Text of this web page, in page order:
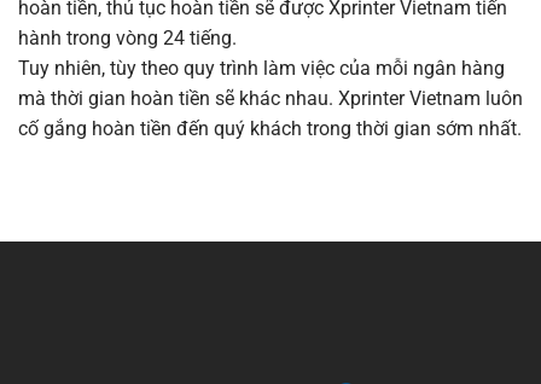
hoàn tiền, thủ tục hoàn tiền sẽ được Xprinter Vietnam tiến
hành trong vòng 24 tiếng.
Tuy nhiên, tùy theo quy trình làm việc của mỗi ngân hàng
mà thời gian hoàn tiền sẽ khác nhau. Xprinter Vietnam luôn
cố gắng hoàn tiền đến quý khách trong thời gian sớm nhất.